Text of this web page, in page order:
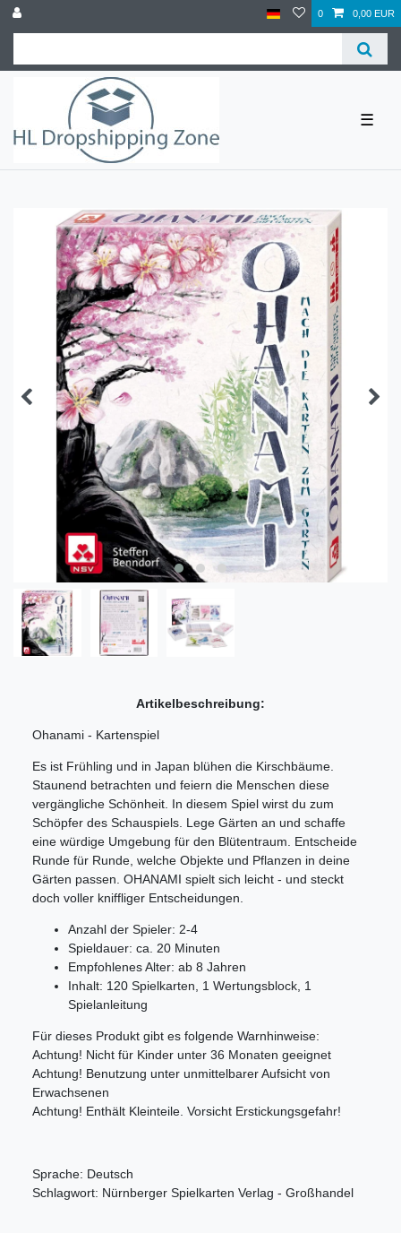
0 0,00 EUR
☰
Artikelbeschreibung:
Ohanami - Kartenspiel
Es ist Frühling und in Japan blühen die Kirschbäume.
Staunend betrachten und feiern die Menschen diese
vergängliche Schönheit. In diesem Spiel wirst du zum
Schöpfer des Schauspiels. Lege Gärten an und schaffe
eine würdige Umgebung für den Blütentraum. Entscheide
Runde für Runde, welche Objekte und Pflanzen in deine
Gärten passen. OHANAMI spielt sich leicht - und steckt
doch voller kniffliger Entscheidungen.
Anzahl der Spieler: 2-4
Spieldauer: ca. 20 Minuten
Empfohlenes Alter: ab 8 Jahren
Inhalt: 120 Spielkarten, 1 Wertungsblock, 1
Spielanleitung
Für dieses Produkt gibt es folgende Warnhinweise:
Achtung! Nicht für Kinder unter 36 Monaten geeignet
Achtung! Benutzung unter unmittelbarer Aufsicht von
Erwachsenen
Achtung! Enthält Kleinteile. Vorsicht Erstickungsgefahr!
Sprache: Deutsch
Schlagwort: Nürnberger Spielkarten Verlag - Großhandel